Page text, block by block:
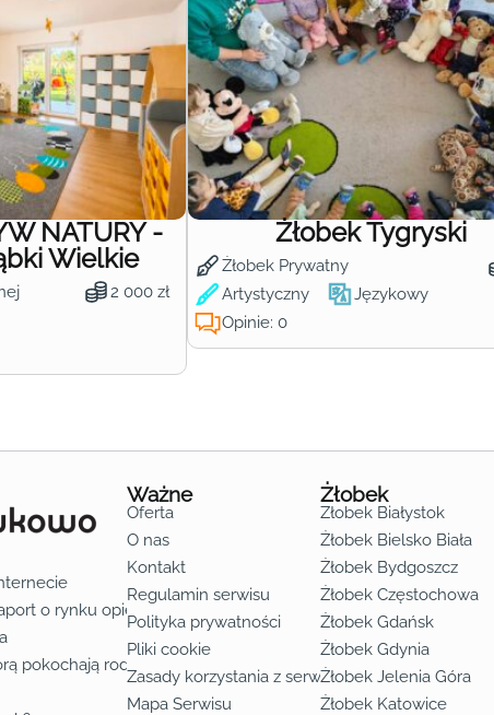
NATURY -
Wielkie
2 000 zł
Żłobek Tygryski
Żłobek Prywatny
Artystyczny Językowy
Opinie: 0
o rynku opieki nad dziećmi do lat 3
pokochają rodzice
Ważne
Oferta
O nas
Kontakt
Regulamin serwisu
Polityka prywatności
Pliki cookie
Zasady korzystania z serwisu
Mapa Serwisu
Żłobek
Żłobek Białystok
Żłobek Bielsko Biała
Żłobek Bydgoszcz
Żłobek Częstochowa
Żłobek Gdańsk
Żłobek Gdynia
Żłobek Jelenia Góra
Żłobek Katowice